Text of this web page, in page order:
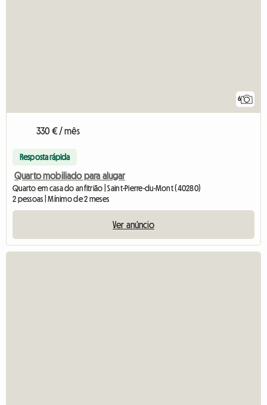
6
330 € / mês
Resposta rápida
Quarto mobiliado para alugar
Quarto em casa do anfitrião | Saint-Pierre-du-Mont (40280)
2 pessoas | Mínimo de 2 meses
Ver anúncio